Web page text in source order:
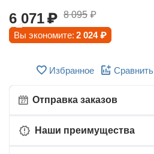
6 071₽ 8 095 ₽
Вы экономите: 2 024 ₽
Избранное Сравнить
Отправка заказов
Наши преимущества